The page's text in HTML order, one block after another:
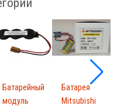
Батарейный
модуль
Батарея
Mitsubishi